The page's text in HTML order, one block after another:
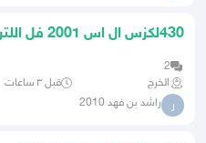
430لكزس ال اس 2001 فل اللترا
2
الخرج
قبل ٣ ساعات
ر راشد بن فهد 2010